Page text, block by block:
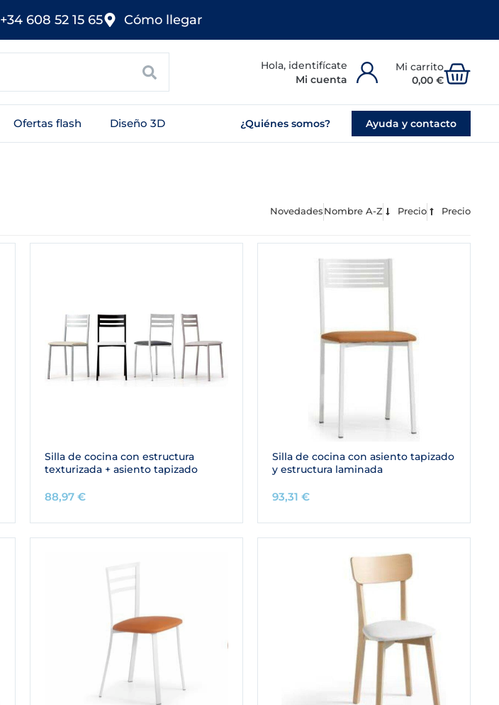
+34 608 52 15 65 Cómo llegar
Mi cuenta 0,00 €
Ofertas flash Diseño 3D ¿Quiénes somos? Ayuda y contacto
Novedades Nombre A-Z Precio Precio
Silla de cocina con estructura
texturizada + asiento tapizado
88,97 €
Silla de cocina con asiento tapizado
y estructura laminada
93,31 €